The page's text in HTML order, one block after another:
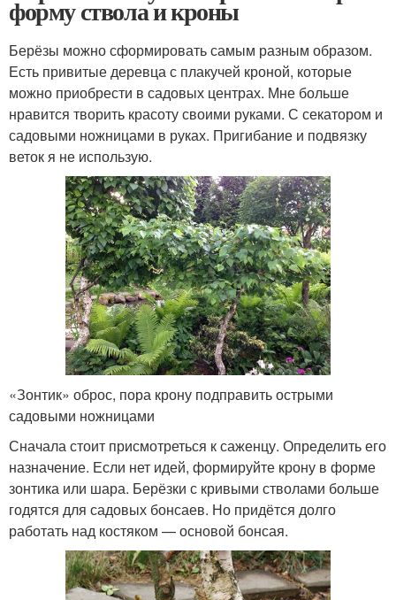
форму ствола и кроны
Берёзы можно сформировать самым разным образом.
Есть привитые деревца с плакучей кроной, которые
можно приобрести в садовых центрах. Мне больше
нравится творить красоту своими руками. С секатором и
садовыми ножницами в руках. Пригибание и подвязку
веток я не использую.
«Зонтик» оброс, пора крону подправить острыми
садовыми ножницами
Сначала стоит присмотреться к саженцу. Определить его
назначение. Если нет идей, формируйте крону в форме
зонтика или шара. Берёзки с кривыми стволами больше
годятся для садовых бонсаев. Но придётся долго
работать над костяком — основой бонсая.